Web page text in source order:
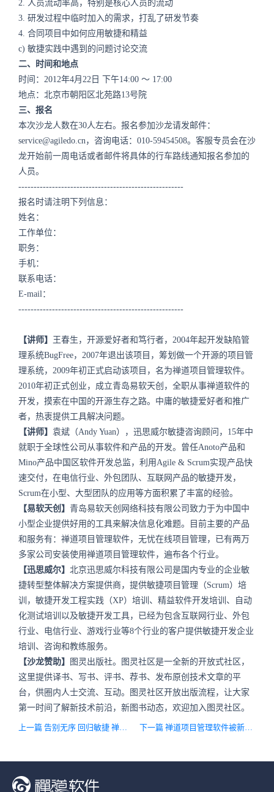
2. 人员流动率高，特别是核心人员的流动
3. 研发过程中临时加入的需求，打乱了研发节奏
4. 合同项目中如何应用敏捷和精益
c) 敏捷实践中遇到的问题讨论交流
二、时间和地点
时间：2012年4月22日 下午14:00 ～ 17:00
地点：北京市朝阳区北苑路13号院
三、报名
本次沙龙人数在30人左右。报名参加沙龙请发邮件：
service@agiledo.cn，咨询电话：010-59454508。客服专员会在沙
龙开始前一周电话或者邮件将具体的行车路线通知报名参加的
人员。
------------------------------------------------------
报名时请注明下列信息：
姓名：
工作单位：
职务：
手机：
联系电话：
E-mail：
------------------------------------------------------
【讲师】
王春生，开源爱好者和笃行者，2004年起开发缺陷管
理系统BugFree，2007年退出该项目，筹划做一个开源的项目管
理系统，2009年初正式启动该项目，名为禅道项目管理软件。
2010年初正式创业，成立青岛易软天创，全职从事禅道软件的
开发，摸索在中国的开源生存之路。中庸的敏捷爱好者和推广
者，热衷提供工具解决问题。
【讲师】 袁斌（Andy Yuan），迅思威尔敏捷咨询顾问，15年中
就职于全球性公司从事软件和产品的开发。曾任Anoto产品和
Mino产品中国区软件开发总监，利用Agile & Scrum实现产品快
速交付，在电信行业、外包团队、互联网产品的敏捷开发，
Scrum在小型、大型团队的应用等方面积累了丰富的经验。
【易软天创】 青岛易软天创网络科技有限公司致力于为中国中
小型企业提供好用的工具来解决信息化难题。目前主要的产品
和服务有：禅道项目管理软件，无忧在线项目管理，已有两万
多家公司安装使用禅道项目管理软件，遍布各个行业。
【迅思威尔】 北京迅思威尔科技有限公司是国内专业的企业敏
捷转型整体解决方案提供商，提供敏捷项目管理（Scrum）培
训，敏捷开发工程实践（XP）培训、精益软件开发培训、自动
化测试培训以及敏捷开发工具，已经为包含互联网行业、外包
行业、电信行业、游戏行业等8个行业的客户提供敏捷开发企业
培训、咨询和教练服务。
【沙龙赞助】
图灵出版社。图灵社区是一全新的开放式社区，
这里提供译书、写书、评书、荐书、发布原创技术文章的平
台，供圈内人士交流、互动。图灵社区开放出版流程，让大家
第一时间了解新技术前沿，新图书动态，欢迎加入图灵社区。
上一篇 告别无序 回归敏捷 禅道项目管理软件3.0正式版震撼上线！！ 下一篇 禅道项目管理软件被新浪SAE平台推荐为热门应用